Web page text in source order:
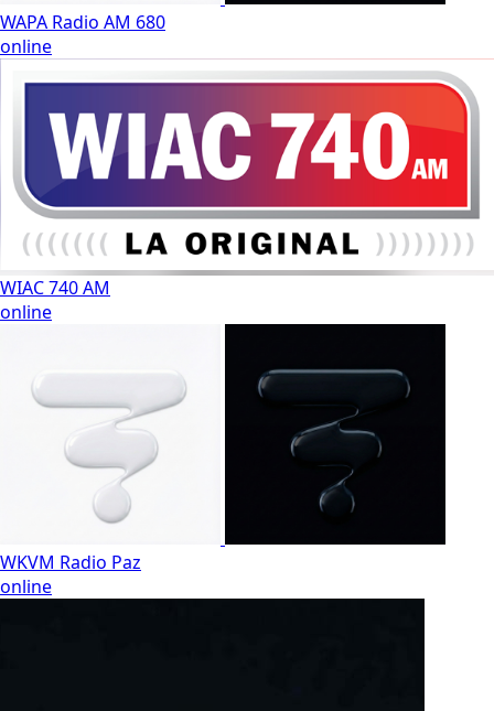
WAPA Radio AM 680
online
WIAC 740 AM
online
WKVM Radio Paz
online